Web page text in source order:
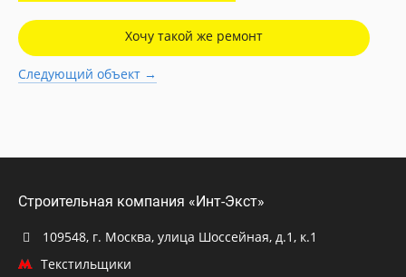
Хочу такой же ремонт
Следующий объект →
Строительная компания «Инт-Экст»
109548, г. Москва, улица Шоссейная, д.1, к.1
Текстильщики